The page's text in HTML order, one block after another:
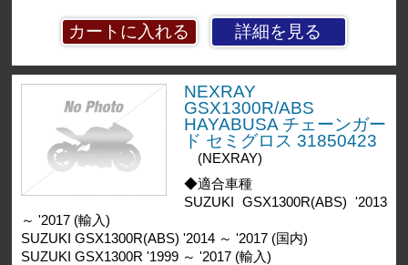
詳細を見る
NEXRAY
GSX1300R/ABS
HAYABUSA チェーンガー
ド セミグロス 31850423
(NEXRAY)
◆適合車種
SUZUKI GSX1300R(ABS) '2013
～ '2017 (輸入)
SUZUKI GSX1300R(ABS) '2014 ～ '2017 (国内)
SUZUKI GSX1300R '1999 ～ '2017 (輸入)